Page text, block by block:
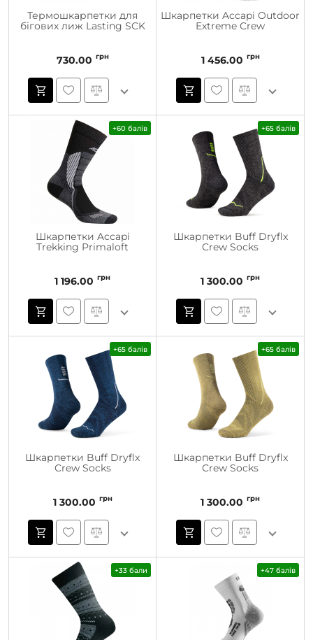
Термошкарпетки для
бігових лиж Lasting SCK
730.00 грн
Шкарпетки Accapi Outdoor
Extreme Crew
1 456.00 грн
+60 балів
Шкарпетки Accapi
Trekking Primaloft
1 196.00 грн
+65 балів
Шкарпетки Buff Dryflx
Crew Socks
1 300.00 грн
+65 балів
Шкарпетки Buff Dryflx
Crew Socks
1 300.00 грн
+65 балів
Шкарпетки Buff Dryflx
Crew Socks
1 300.00 грн
+33 бали +47 балів